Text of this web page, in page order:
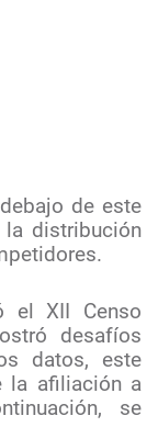
de este
la distribución
el XII Censo
desafíos
datos, este
la afiliación a
se